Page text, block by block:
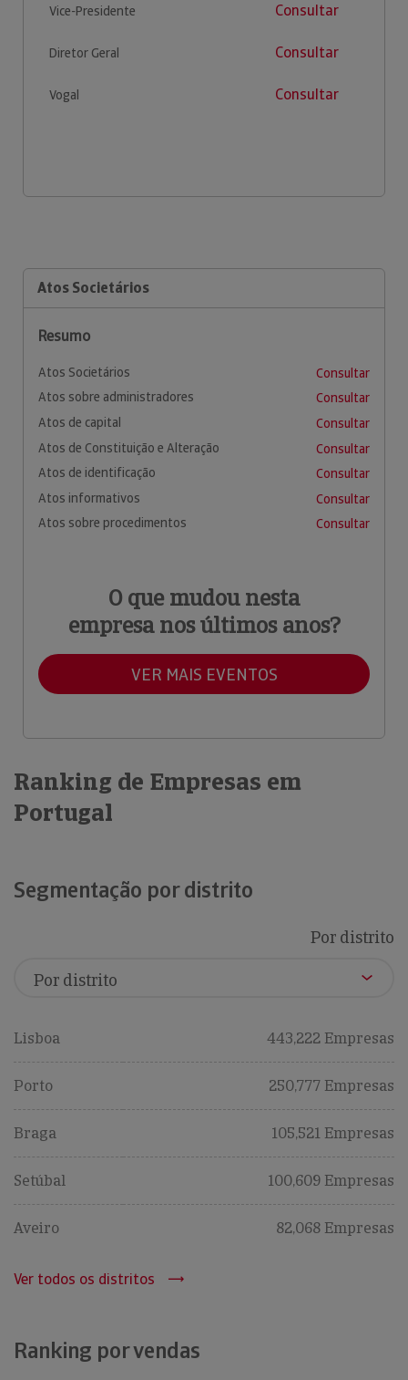
Vice-Presidente Consultar
Diretor Geral Consultar
Vogal Consultar
Atos Societários
Resumo
Atos Societários
Consultar
Atos sobre administradores
Consultar
Atos de capital
Consultar
Atos de Constituição e Alteração
Consultar
Atos de identificação
Consultar
Atos informativos
Consultar
Atos sobre procedimentos
Consultar
O que mudou nesta
empresa nos últimos anos?
VER MAIS EVENTOS
Ranking de Empresas em
Portugal
Segmentação por distrito
Por distrito
Lisboa 443,222 Empresas
Porto 250,777 Empresas
Braga 105,521 Empresas
Setúbal 100,609 Empresas
Aveiro 82,068 Empresas
Ver todos os distritos
Ranking por vendas